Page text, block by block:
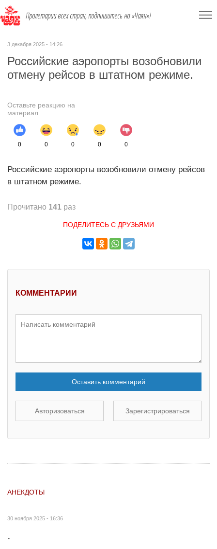
Пролетарии всех стран, подпишитесь на «Чаян»!
3 декабря 2025 - 14:26
Российские аэропорты возобно­вили
отмену рейсов в штатном режиме.
Оставьте реакцию на
материал
0 0 0 0 0
Российские аэропорты возобно­вили отмену рейсов
в штатном режиме.
Прочитано 141 раз
ПОДЕЛИТЕСЬ С ДРУЗЬЯМИ
КОММЕНТАРИИ
Оставить комментарий
Авторизоваться Зарегистрироваться
АНЕКДОТЫ
30 ноября 2025 - 16:36
.